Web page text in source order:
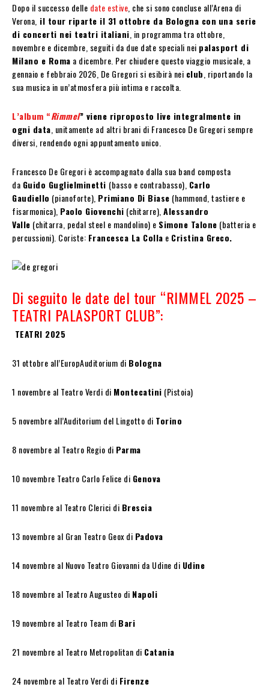
Dopo il successo delle date estive , che si sono concluse all’Arena di
Verona, il tour riparte il 31 ottobre da Bologna con una serie
di concerti nei teatri italiani , in programma tra ottobre,
novembre e dicembre, seguiti da due date speciali nei palasport di
Milano e Roma a dicembre. Per chiudere questo viaggio musicale, a
gennaio e febbraio 2026, De Gregori si esibirà nei club , riportando la
sua musica in un’atmosfera più intima e raccolta.
L’album “Rimmel” viene riproposto live integralmente in
ogni data , unitamente ad altri brani di Francesco De Gregori sempre
diversi, rendendo ogni appuntamento unico.
Francesco De Gregori è accompagnato dalla sua band composta
da Guido Guglielminetti (basso e contrabasso), Carlo
Gaudiello (pianoforte), Primiano Di Biase (hammond, tastiere e
fisarmonica), Paolo Giovenchi (chitarre), Alessandro
Valle (chitarra, pedal steel e mandolino) e Simone Talone (batteria e
percussioni). Coriste: Francesca La Colla e Cristina Greco.
Di seguito le date del tour “RIMMEL 2025 –
TEATRI PALASPORT CLUB”:
TEATRI 2025
31 ottobre all’EuropAuditorium di Bologna
1 novembre al Teatro Verdi di Montecatini (Pistoia)
5 novembre all’Auditorium del Lingotto di Torino
8 novembre al Teatro Regio di Parma
10 novembre Teatro Carlo Felice di Genova
11 novembre al Teatro Clerici di Brescia
13 novembre al Gran Teatro Geox di Padova
14 novembre al Nuovo Teatro Giovanni da Udine di Udine
18 novembre al Teatro Augusteo di Napoli
19 novembre al Teatro Team di Bari
21 novembre al Teatro Metropolitan di Catania
24 novembre al Teatro Verdi di Firenze